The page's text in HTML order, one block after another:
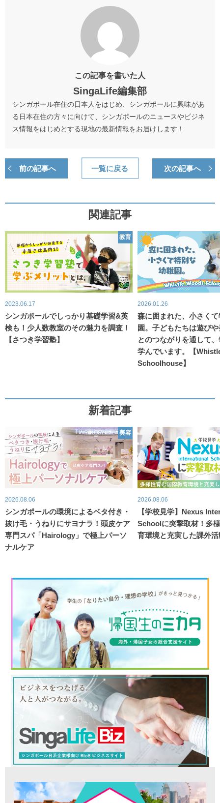
この記事を書いた人
SingaLife編集部
シンガポール在住の日本人をはじめ、シンガポールに興味があ
る日本在住の方々に向けて、シンガポールのニュースやビジネ
ス情報をはじめとする現地の最新情報をお届けします！
前の記事へ 次の記事へ
一覧に戻る
関連記事
教育
2023.06.17
シンガポールでしっかり基礎学習&英
検も！少人数教室のその魅力を調査！
【さつき学習塾】
2026.01.26
森に囲まれた、小さく
園。子どもたちは遊び
とのつながりを通して
学んでいます。【
Schoolhouse】
新着記事
美容
2026.08.06
シンガポールの環境によるベタ付き・
抜け毛・うねりにサヨナラ！頭皮ケア
専門スパ「Hairology」で極上パーソ
ナルケア
2026.08.06
【学校見学】Nexus
Schoolに突撃取材！多
育環境と充実した課外